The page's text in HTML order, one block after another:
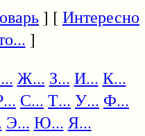
] [Интересно
]
Ж... З... И... К...
С... Т... У... Ф...
Э... Ю... Я...